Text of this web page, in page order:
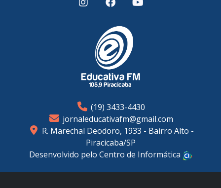
(19) 3433-4430
jornaleducativafm@gmail.com
R. Marechal Deodoro, 1933 - Bairro Alto -
Piracicaba/SP
Desenvolvido pelo Centro de Informática